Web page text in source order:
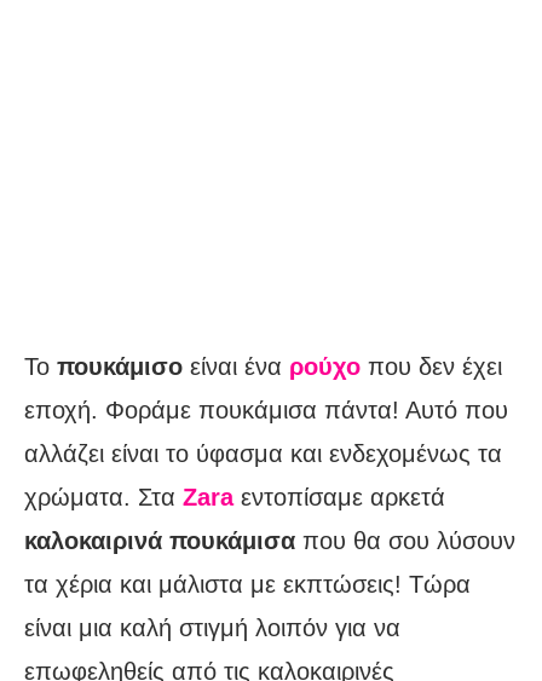
Το πουκάμισο είναι ένα ρούχο που δεν έχει
εποχή. Φοράμε πουκάμισα πάντα! Αυτό που
αλλάζει είναι το ύφασμα και ενδεχομένως τα
χρώματα. Στα Zara εντοπίσαμε αρκετά
καλοκαιρινά πουκάμισα που θα σου λύσουν
τα χέρια και μάλιστα με εκπτώσεις! Τώρα
είναι μια καλή στιγμή λοιπόν για να
επωφεληθείς από τις καλοκαιρινές